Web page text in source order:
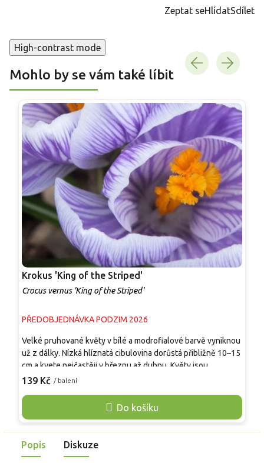
Zeptat seHlídatSdílet
High-contrast mode
Mohlo by se vám také líbit
Krokus 'King of the Striped'
Crocus vernus 'King of the Striped'
PŘEDOBJEDNÁVKA PODZIM 2026
139 Kč / balení
Do košíku
Velké pruhované květy v bílé a modrofialové barvě vyniknou
už z dálky. Nízká hlíznatá cibulovina dorůstá přibližně 10–15
cm a kvete nejčastěji v březnu až dubnu. Květy jsou
pohárkovité, světle fialové až bílé, s nepravidelnými tmavě
proměnlivě na každém květu. Úzké tmavě zelené listy se
světlým proužkem doprovázejí květy a po odkvětu ještě
lemů záhonů, jarních misek, koryt i nádob u vstupu.
Popis Diskuze